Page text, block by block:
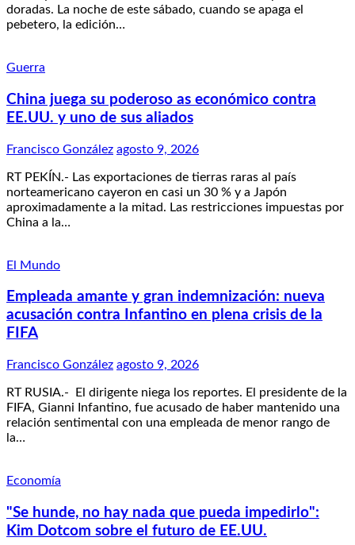
doradas. La noche de este sábado, cuando se apaga el
pebetero, la edición…
Guerra
China juega su poderoso as económico contra
EE.UU. y uno de sus aliados
Francisco González agosto 9, 2026
RT PEKÍN.- Las exportaciones de tierras raras al país
norteamericano cayeron en casi un 30 % y a Japón
aproximadamente a la mitad. Las restricciones impuestas por
China a la…
El Mundo
Empleada amante y gran indemnización: nueva
acusación contra Infantino en plena crisis de la
FIFA
Francisco González agosto 9, 2026
RT RUSIA.- El dirigente niega los reportes. El presidente de la
FIFA, Gianni Infantino, fue acusado de haber mantenido una
relación sentimental con una empleada de menor rango de
la…
Economía
"Se hunde, no hay nada que pueda impedirlo":
Kim Dotcom sobre el futuro de EE.UU.